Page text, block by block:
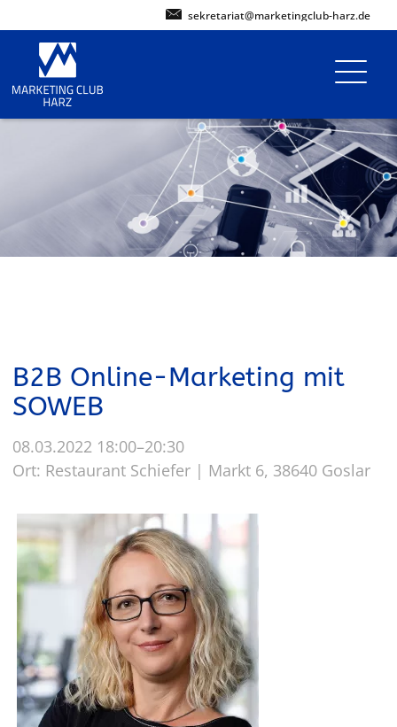
sekretariat@marketingclub-harz.de
B2B Online-Marketing mit
SOWEB
08.03.2022 18:00–20:30
Ort: Restaurant Schiefer | Markt 6, 38640 Goslar